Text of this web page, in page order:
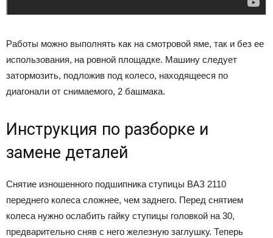
Работы можно выполнять как на смотровой яме, так и без ее
использования, на ровной площадке. Машину следует
затормозить, подложив под колесо, находящееся по
диагонали от снимаемого, 2 башмака.
Инструкция по разборке и
замене деталей
Снятие изношенного подшипника ступицы ВАЗ 2110
переднего колеса сложнее, чем заднего. Перед снятием
колеса нужно ослабить гайку ступицы головкой на 30,
предварительно сняв с него железную заглушку. Теперь